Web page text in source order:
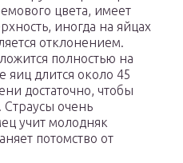
цвета, имеет
иногда на яйцах
отклонением.
полностью на
длится около 45
достаточно, чтобы
Страусы очень
учит молодняк
потомство от